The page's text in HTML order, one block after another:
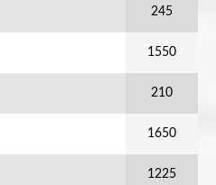
245
1550
210
1650
1225